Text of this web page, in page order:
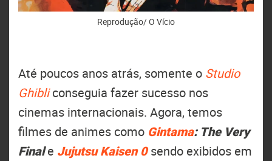
Reprodução/ O Vício
Até poucos anos atrás, somente o Studio
Ghibliconseguia fazer sucesso nos
cinemas internacionais. Agora, temos
filmes de animes como Gintama: The Very
Finale Jujutsu Kaisen 0 sendo exibidos em